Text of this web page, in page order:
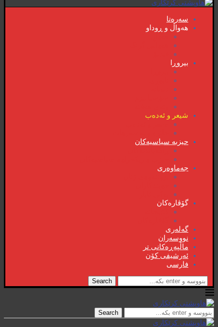
سەرەتا
هەواڵ و ڕوداو
بیروڕا
شیعر و ئەدەب
حیزبە سیاسیەکان
جەماوەری
گۆڤارەکان
گەلەری
نووسەران
ماڵپەڕەکانی تر
ئەرشیفی کۆن
فارسی
Search
Search